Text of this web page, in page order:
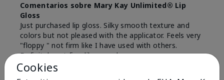
Comentarios sobre Mary Kay Unlimited® Lip
Gloss
Just purchased lip gloss. Silky smooth texture and
colors but not pleased with the applicator. Feels very
"floppy " not firm like I have used with others.
Definitely not firm like samples were.
Mostrar Traducción
Cookies